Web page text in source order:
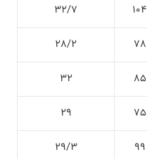
104
32/7
78
28/2
85
32
75
29
99
29/3